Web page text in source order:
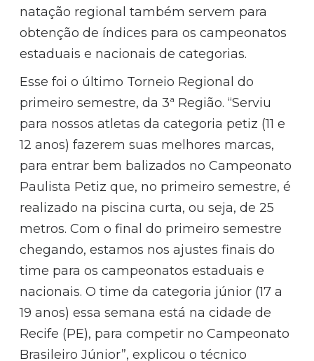
natação regional também servem para
obtenção de índices para os campeonatos
estaduais e nacionais de categorias.
Esse foi o último Torneio Regional do
primeiro semestre, da 3ª Região. “Serviu
para nossos atletas da categoria petiz (11 e
12 anos) fazerem suas melhores marcas,
para entrar bem balizados no Campeonato
Paulista Petiz que, no primeiro semestre, é
realizado na piscina curta, ou seja, de 25
metros. Com o final do primeiro semestre
chegando, estamos nos ajustes finais do
time para os campeonatos estaduais e
nacionais. O time da categoria júnior (17 a
19 anos) essa semana está na cidade de
Recife (PE), para competir no Campeonato
Brasileiro Júnior”, explicou o técnico